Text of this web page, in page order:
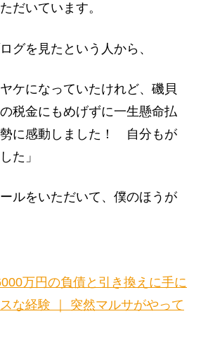
だいています。
グを見たという人から、
ケになっていたけれど、磯貝
税金にもめげずに一生懸命払
に感動しました！ 自分もが
た」
ルをいただいて、僕のほうが
万円の負債と引き換えに手に
な経験 ｜ 突然マルサがやって